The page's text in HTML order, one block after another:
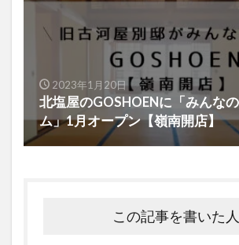
2023年1月20日
北塩屋のGOSHOENに「みんな
ム」1月オープン【嶺南開店】
この記事を書いた人